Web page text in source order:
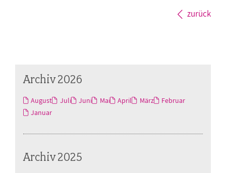
zurück
Archiv 2026
August Juli Juni Mai April März
Februar
Januar
Archiv 2025